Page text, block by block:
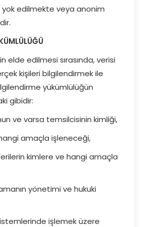
yok edilmekte veya anonim
elde edilmesi sırasında, verisi
kişileri bilgilendirmek ile
yükümlülüğün
gibidir:
ve varsa temsilcisinin kimliği,
amaçla işleneceği,
kimlere ve hangi amaçla
yönetimi ve hukuki
işlemek üzere